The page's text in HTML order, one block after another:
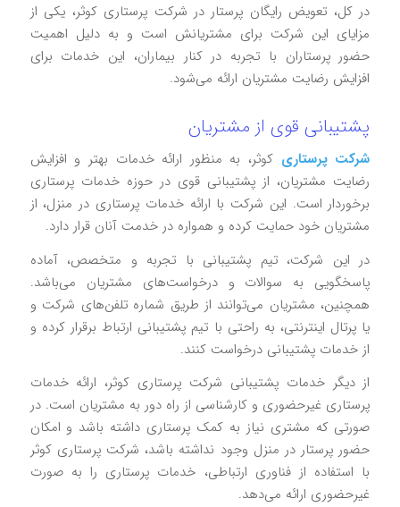
در کل، تعویض رایگان پرستار در شرکت پرستاری کوثر، یکی از
مزایای این شرکت برای مشتریانش است و به دلیل اهمیت
حضور پرستاران با تجربه در کنار بیماران، این خدمات برای
افزایش رضایت مشتریان ارائه می‌شود.
پشتیبانی قوی از مشتریان
شرکت پرستاری کوثر، به منظور ارائه خدمات بهتر و افزایش
رضایت مشتریان، از پشتیبانی قوی در حوزه خدمات پرستاری
برخوردار است. این شرکت با ارائه خدمات پرستاری در منزل، از
مشتریان خود حمایت کرده و همواره در خدمت آنان قرار دارد.
در این شرکت، تیم پشتیبانی با تجربه و متخصص، آماده
پاسخگویی به سوالات و درخواست‌های مشتریان می‌باشد.
همچنین، مشتریان می‌توانند از طریق شماره تلفن‌های شرکت و
یا پرتال اینترنتی، به راحتی با تیم پشتیبانی ارتباط برقرار کرده و
از خدمات پشتیبانی درخواست کنند.
از دیگر خدمات پشتیبانی شرکت پرستاری کوثر، ارائه خدمات
پرستاری غیرحضوری و کارشناسی از راه دور به مشتریان است. در
صورتی که مشتری نیاز به کمک پرستاری داشته باشد و امکان
حضور پرستار در منزل وجود نداشته باشد، شرکت پرستاری کوثر
با استفاده از فناوری ارتباطی، خدمات پرستاری را به صورت
غیرحضوری ارائه می‌دهد.